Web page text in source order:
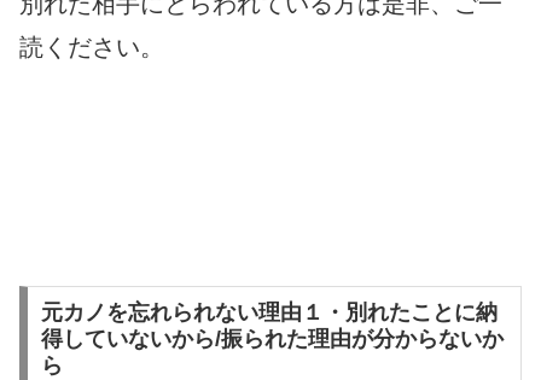
読ください。
元カノを忘れられない理由１・別れたことに納
得していないから/振られた理由が分からないか
ら